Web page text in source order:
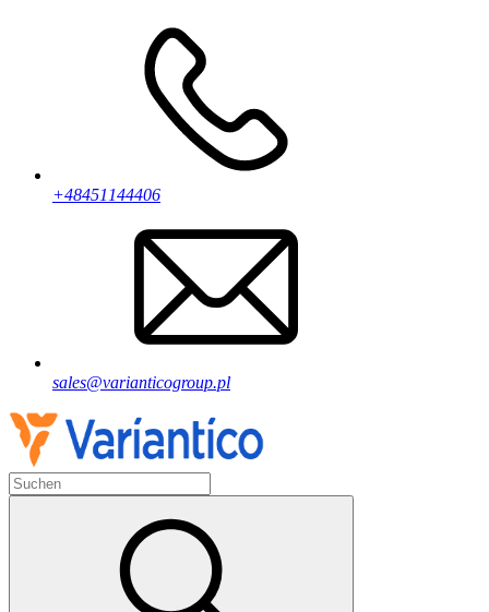
+48451144406
sales@varianticogroup.pl